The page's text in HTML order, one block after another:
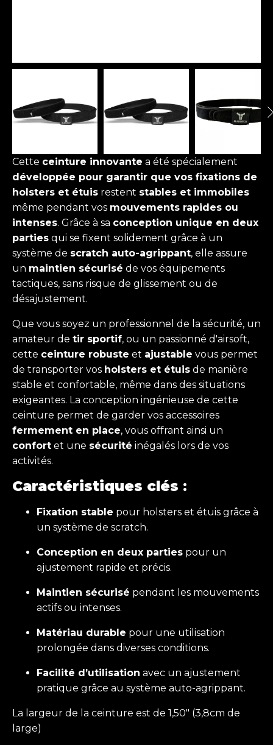
Cette ceinture innovante a été spécialement
développée pour garantir que vos fixations de
holsters et étuis restent stables et immobiles
même pendant vos mouvements rapides ou
intenses. Grâce à sa conception unique en deux
parties qui se fixent solidement grâce à un
système de scratch auto-agrippant, elle assure
un maintien sécurisé de vos équipements
tactiques, sans risque de glissement ou de
désajustement.
Que vous soyez un professionnel de la sécurité, un
amateur de tir sportif, ou un passionné d'airsoft,
cette ceinture robuste et ajustable vous permet
de transporter vos holsters et étuis de manière
stable et confortable, même dans des situations
exigeantes. La conception ingénieuse de cette
ceinture permet de garder vos accessoires
fermement en place, vous offrant ainsi un
confort et une sécurité inégalés lors de vos
activités.
Caractéristiques clés :
Fixation stable pour holsters et étuis grâce à
un système de scratch.
Conception en deux parties pour un
ajustement rapide et précis.
Maintien sécurisé pendant les mouvements
actifs ou intenses.
Matériau durable pour une utilisation
prolongée dans diverses conditions.
Facilité d’utilisation avec un ajustement
pratique grâce au système auto-agrippant.
La largeur de la ceinture est de 1,50" (3,8cm de
large)